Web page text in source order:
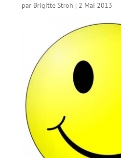
par Brigitte Stroh | 2 Mai 2013